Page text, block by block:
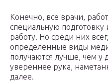
Конечно, все врачи,
специальную
работу. Но среди них
определенные виды
получаются лучше, чем у
увереннее рука,
далее.